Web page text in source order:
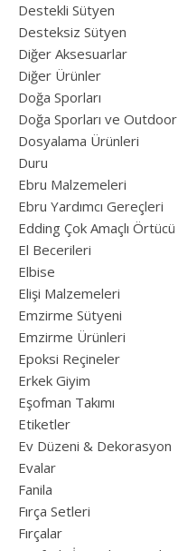
Destekli Sütyen
Desteksiz Sütyen
Diğer Aksesuarlar
Diğer Ürünler
Doğa Sporları
Doğa Sporları ve Outdoor
Dosyalama Ürünleri
Duru
Ebru Malzemeleri
Ebru Yardımcı Gereçleri
Edding Çok Amaçlı
El Becerileri
Elbise
Elişi Malzemeleri
Emzirme Sütyeni
Emzirme Ürünleri
Epoksi Reçineler
Erkek Giyim
Eşofman Takımı
Etiketler
Ev Düzeni & Dekorasyon
Evalar
Fanila
Fırça Setleri
Fırçalar